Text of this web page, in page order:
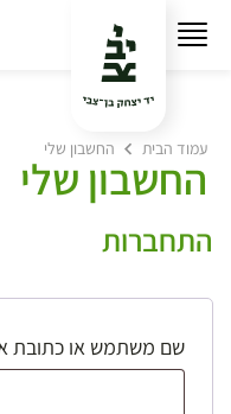
עמוד הבית החשבון שלי
החשבון שלי
התחברות
שם משתמש או כתובת